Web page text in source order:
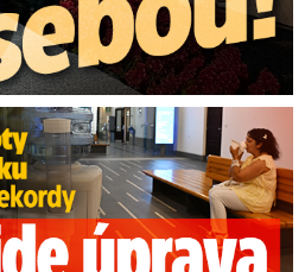
Přijde úprava pracovní doby?